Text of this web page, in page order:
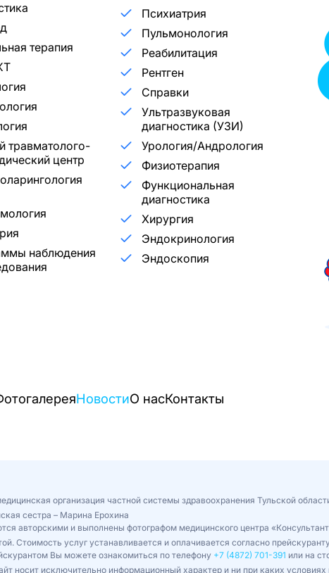
терапия
травматолого-
центр
наблюдения
Психиатрия
Пульмонология
Реабилитация
Рентген
Справки
Ультразвуковая
диагностика (УЗИ)
Урология/Андрология
Физиотерапия
Функциональная
диагностика
Хирургия
Эндокринология
Эндоскопия
НовостиО насКонтакты
организация частной системы здравоохранения Тульской
сестра – Марина Ерохина
авторскими и выполнены фотографом медицинского центра
Стоимость услуг устанавливается и оплачивается согласно
Вы можете ознакомиться по телефону +7 (4872) 701-391 или на
носит исключительно информационный характер и ни при каких